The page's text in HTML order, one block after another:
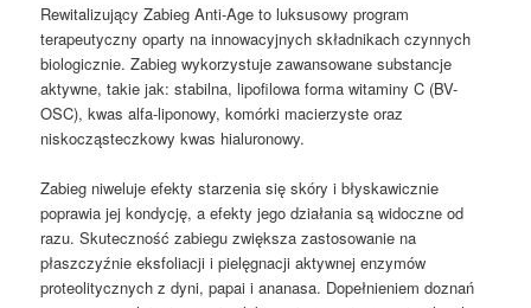
Rewitalizujący Zabieg Anti-Age to luksusowy program
terapeutyczny oparty na innowacyjnych składnikach czynnych
biologicznie. Zabieg wykorzystuje zawansowane substancje
aktywne, takie jak: stabilna, lipofilowa forma witaminy C (BV-
OSC), kwas alfa-liponowy, komórki macierzyste oraz
niskocząsteczkowy kwas hialuronowy.
Zabieg niweluje efekty starzenia się skóry i błyskawicznie
poprawia jej kondycję, a efekty jego działania są widoczne od
razu. Skuteczność zabiegu zwiększa zastosowanie na
płaszczyźnie eksfoliacji i pielęgnacji aktywnej enzymów
proteolitycznych z dyni, papai i ananasa. Dopełnieniem doznań